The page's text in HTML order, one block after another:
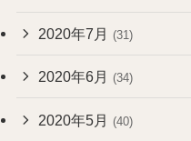
2020年7月 (31)
2020年6月 (34)
2020年5月 (40)